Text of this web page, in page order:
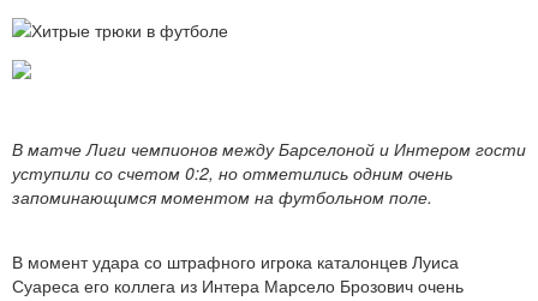
В матче Лиги чемпионов между Барселоной и Интером гости
уступили со счетом 0:2, но отметились одним очень
запоминающимся моментом на футбольном поле.
В момент удара со штрафного игрока каталонцев Луиса
Суареса его коллега из Интера Марсело Брозович очень